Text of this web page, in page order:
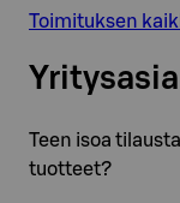
Toimituksen
Teen isoa
tuotteet?